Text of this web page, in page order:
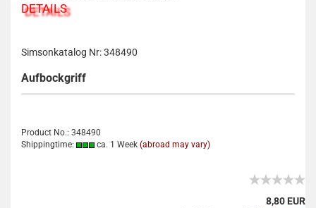
DETAILS
Simsonkatalog Nr: 348490
Aufbockgriff
Product No.: 348490
Shippingtime:
ca. 1 Week (abroad may vary)
8,80 EUR